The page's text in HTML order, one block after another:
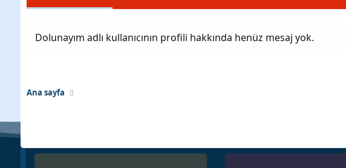
Dolunayım adlı kullanıcının profili hakkında henüz mesaj yok.
Ana sayfa